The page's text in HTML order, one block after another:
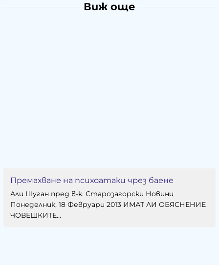
Виж още
Премахване на психоатаки чрез баене
Али Шуган пред в-к. Старозагорски Новини
Понеделник, 18 Февруари 2013 ИМАТ ЛИ ОБЯСНЕНИЕ
ЧОВЕШКИТЕ...